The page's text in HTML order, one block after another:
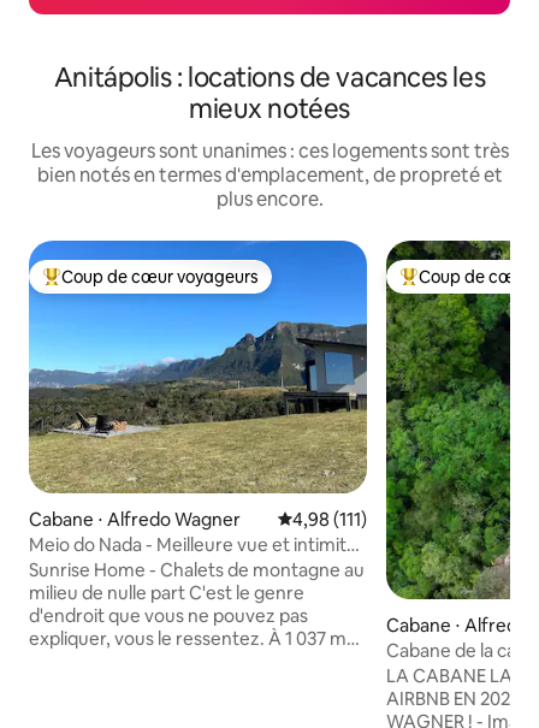
Anitápolis : locations de vacances les
mieux notées
Les voyageurs sont unanimes : ces logements sont très
bien notés en termes d'emplacement, de propreté et
plus encore.
Coups de cœur voyageurs les plus appréciés
Coup de cœur voyageurs
Cabane ⋅ Alfredo Wagner Évaluation moyenne sur la
4,98 (111)
Meio do Nada - Meilleure vue et intimité
de la Serra
Sunrise Home - Chalets de montagne au
milieu de nulle part C'est le genre
d'endroit que vous ne pouvez pas
expliquer, vous le ressentez. À 1 037 m
Coups de cœur
Coup de cœur
Cabane ⋅ Alfredo
Cabane de la
12xSuperHost
LA CABANE LA
AIRBNB EN 2024/
WAGNER ! -